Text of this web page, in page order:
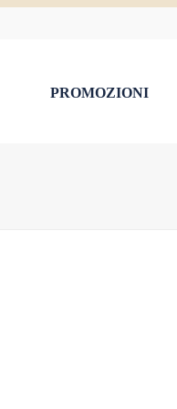
PROMOZIONI